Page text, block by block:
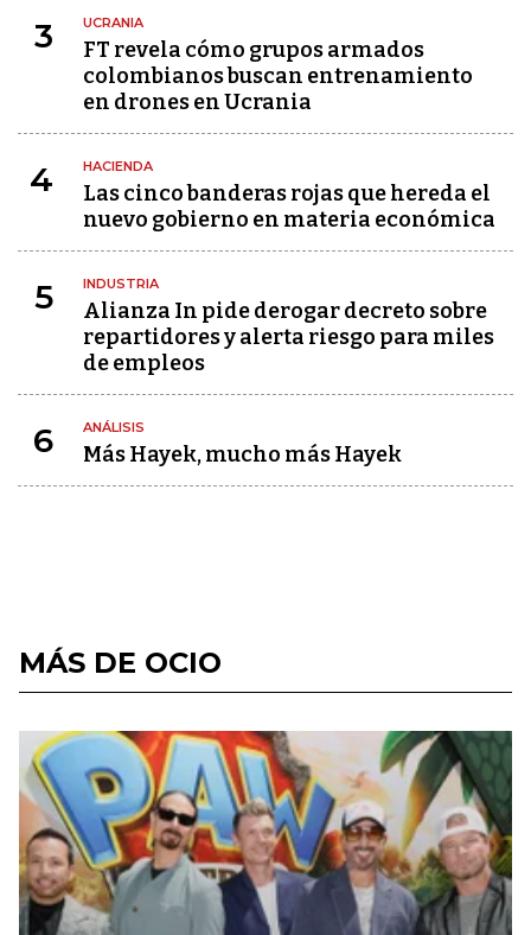
3 UCRANIA
FT revela cómo grupos armados
colombianos buscan entrenamiento
en drones en Ucrania
4 HACIENDA
Las cinco banderas rojas que hereda el
nuevo gobierno en materia económica
5 INDUSTRIA
Alianza In pide derogar decreto sobre
repartidores y alerta riesgo para miles
de empleos
6 ANÁLISIS
Más Hayek, mucho más Hayek
MÁS DE OCIO